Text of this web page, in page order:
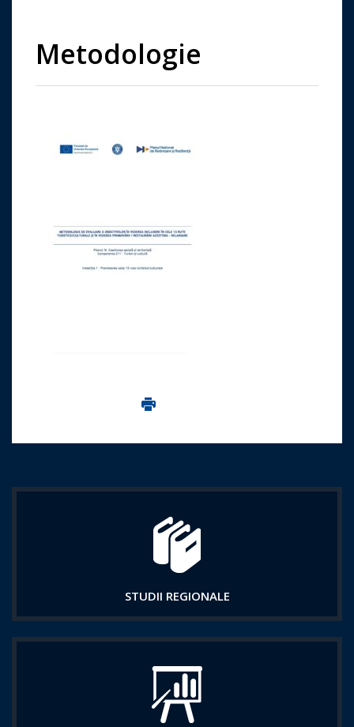
Metodologie
Imprima aceasta pagina
STUDII REGIONALE